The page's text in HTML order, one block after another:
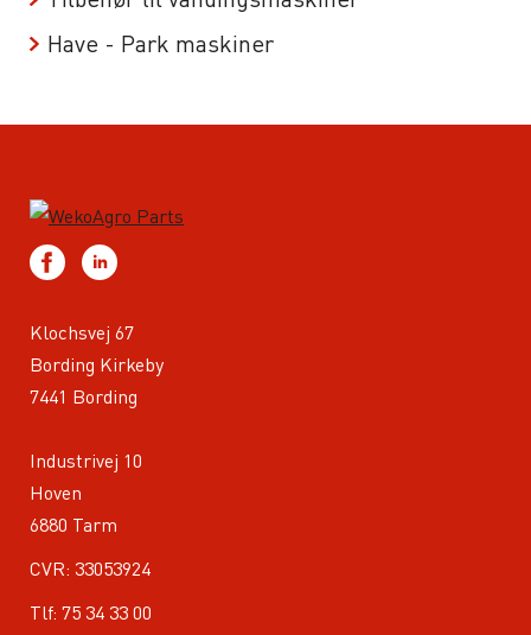
Have - Park maskiner
Klochsvej 67
Bording Kirkeby
7441 Bording
Industrivej 10
Hoven
6880 Tarm
CVR: 33053924
Tlf: 75 34 33 00